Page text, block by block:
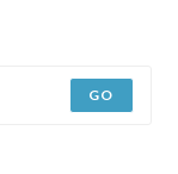
GO